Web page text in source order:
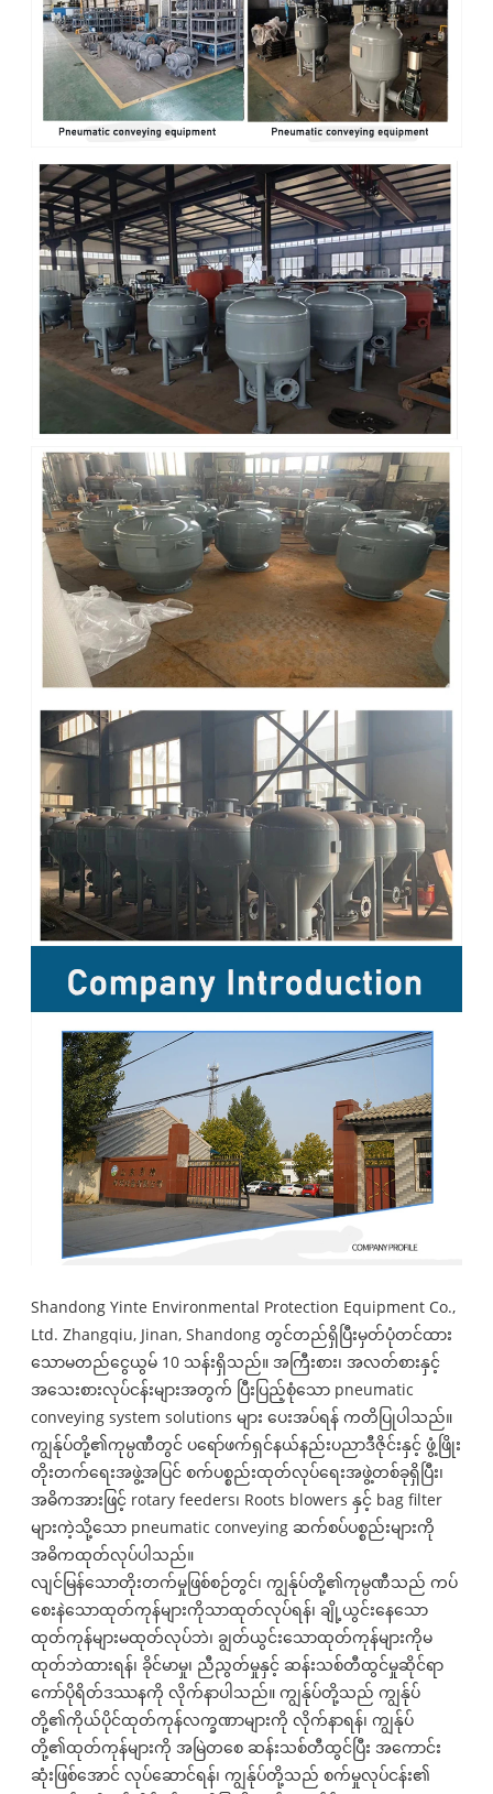
Shandong Yinte Environmental Protection Equipment Co.,
Ltd. Zhangqiu, Jinan, Shandong တွင်တည်ရှိပြီးမှတ်ပုံတင်ထား
သောမတည်ငွေယွမ် 10 သန်းရှိသည်။ အကြီးစား၊ အလတ်စားနှင့်
အသေးစားလုပ်ငန်းများအတွက် ပြီးပြည့်စုံသော pneumatic
conveying system solutions များ ပေးအပ်ရန် ကတိပြုပါသည်။
ကျွန်ုပ်တို့၏ကုမ္ပဏီတွင် ပရော်ဖက်ရှင်နယ်နည်းပညာဒီဇိုင်းနှင့် ဖွံ့ဖြိုး
တိုးတက်ရေးအဖွဲ့အပြင် စက်ပစ္စည်းထုတ်လုပ်ရေးအဖွဲ့တစ်ခုရှိပြီး၊
အဓိကအားဖြင့် rotary feeders၊ Roots blowers နှင့် bag filter
များကဲ့သို့သော pneumatic conveying ဆက်စပ်ပစ္စည်းများကို
အဓိကထုတ်လုပ်ပါသည်။
လျင်မြန်သောတိုးတက်မှုဖြစ်စဉ်တွင်၊ ကျွန်ုပ်တို့၏ကုမ္ပဏီသည် ကပ်
စေးနဲသောထုတ်ကုန်များကိုသာထုတ်လုပ်ရန်၊ ချို့ယွင်းနေသော
ထုတ်ကုန်များမထုတ်လုပ်ဘဲ၊ ချွတ်ယွင်းသောထုတ်ကုန်များကိုမ
ထုတ်ဘဲထားရန်၊ ခိုင်မာမှု၊ ညီညွတ်မှုနှင့် ဆန်းသစ်တီထွင်မှုဆိုင်ရာ
ကော်ပိုရိတ်ဒဿနကို လိုက်နာပါသည်။ ကျွန်ုပ်တို့သည် ကျွန်ုပ်
တို့၏ကိုယ်ပိုင်ထုတ်ကုန်လက္ခဏာများကို လိုက်နာရန်၊ ကျွန်ုပ်
တို့၏ထုတ်ကုန်များကို အမြဲတစေ ဆန်းသစ်တီထွင်ပြီး အကောင်း
ဆုံးဖြစ်အောင် လုပ်ဆောင်ရန်၊ ကျွန်ုပ်တို့သည် စက်မှုလုပ်ငန်း၏